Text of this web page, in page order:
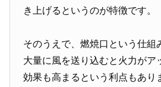
き上げるというのが特徴です。
そのうえで、燃焼口という仕組
大量に風を送り込むと火力がア
効果も高まるという利点もあり